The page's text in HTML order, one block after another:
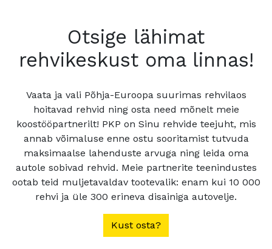
Otsige lähimat
rehvikeskust oma linnas!
Vaata ja vali Põhja-Euroopa suurimas rehvilaos
hoitavad rehvid ning osta need mõnelt meie
koostööpartnerilt! PKP on Sinu rehvide teejuht, mis
annab võimaluse enne ostu sooritamist tutvuda
maksimaalse lahenduste arvuga ning leida oma
autole sobivad rehvid. Meie partnerite teenindustes
ootab teid muljetavaldav tootevalik: enam kui 10 000
rehvi ja üle 300 erineva disainiga autovelje.
Kust osta?